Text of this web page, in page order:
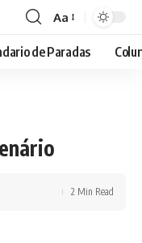
Font
Resizer
Aa
de Paradas
2 Min Read